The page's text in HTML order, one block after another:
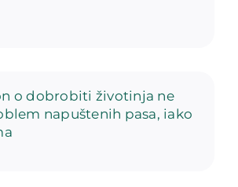
o dobrobiti životinja ne
napuštenih pasa, iako